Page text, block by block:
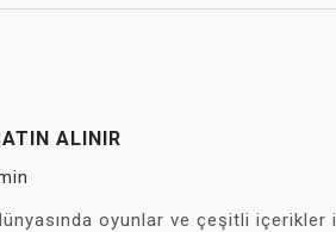
ALINIR
oyunlar ve çeşitli